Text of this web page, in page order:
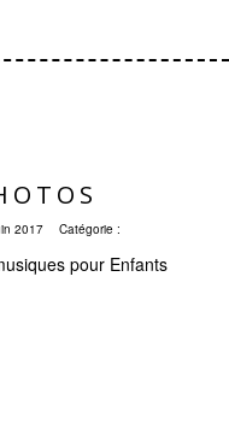
2017 Catégorie :
pour Enfants